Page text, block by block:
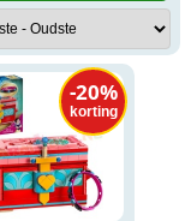
-20%
korting